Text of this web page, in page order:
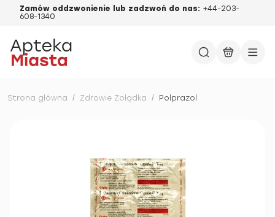
Zamów oddzwonienie lub zadzwoń do nas: +44-203-
608-1340
Strona główna / Zdrowie Żołądka / Polprazol